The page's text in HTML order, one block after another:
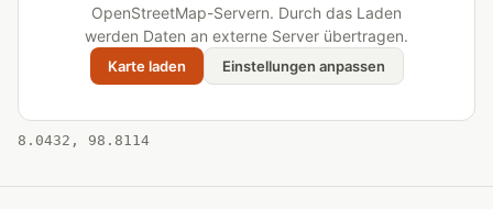
OpenStreetMap-Servern. Durch das Laden
werden Daten an externe Server übertragen.
Karte laden Einstellungen anpassen
8.0432, 98.8114